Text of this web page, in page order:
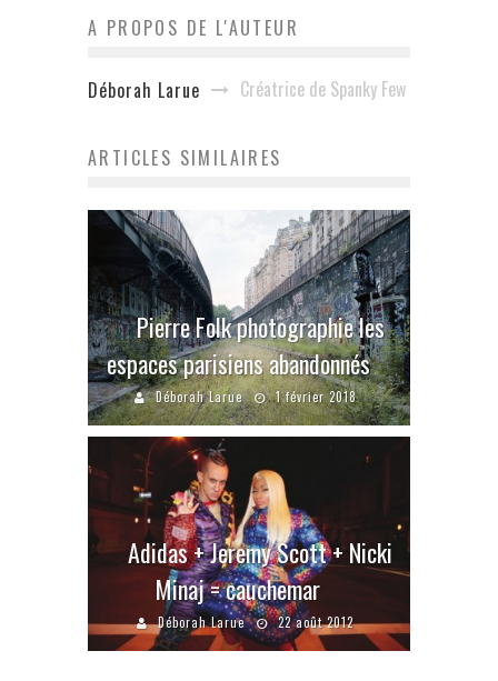
A PROPOS DE L'AUTEUR
Déborah Larue Créatrice de Spanky Few
ARTICLES SIMILAIRES
Pierre Folk photographie les
espaces parisiens abandonnés
Déborah Larue 1 février 2018
Adidas + Jeremy Scott + Nicki
Minaj = cauchemar
Déborah Larue 22 août 2012